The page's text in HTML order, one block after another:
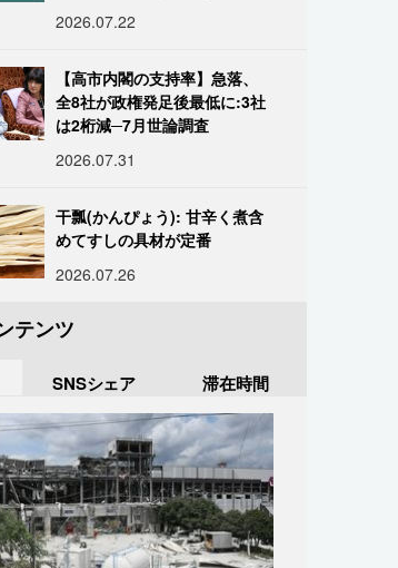
2026.07.22
【高市内閣の支持率】急落、
全8社が政権発足後最低に:3社
は2桁減─7月世論調査
2026.07.31
干瓢(かんぴょう): 甘辛く煮含
めてすしの具材が定番
2026.07.26
テンツ
SNSシェア 滞在時間